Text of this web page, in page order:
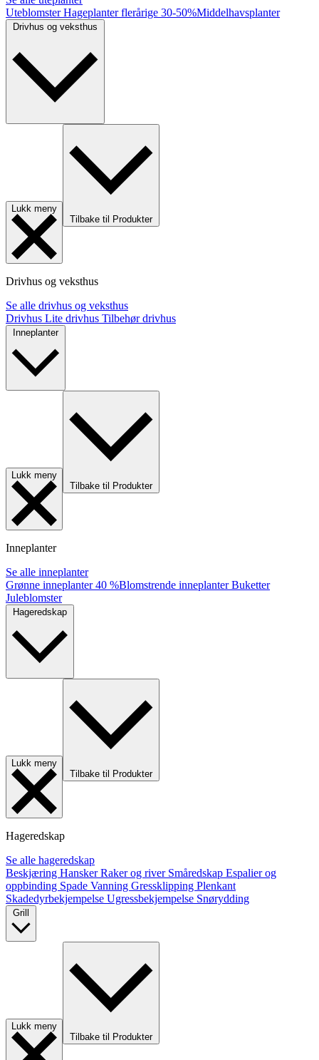
UteblomsterHageplanter flerårige 30-50%Middelhavsplanter
Lukk meny
Tilbake til Produkter
Drivhus og veksthus
Se alle drivhus og veksthus
Drivhus Lite drivhus Tilbehør drivhus
Inneplanter
Lukk meny
Tilbake til Produkter
Inneplanter
Se alle inneplanter
Grønne inneplanter40 %Blomstrende inneplanterBuketter
Juleblomster
Lukk meny
Tilbake til Produkter
Hageredskap
Se alle hageredskap
Beskjæring HanskerRaker og river Småredskap Espalier og
oppbinding Spade Vanning Gressklipping Plenkant
Skadedyrbekjempelse Ugressbekjempelse Snørydding
Lukk meny
Tilbake til Produkter